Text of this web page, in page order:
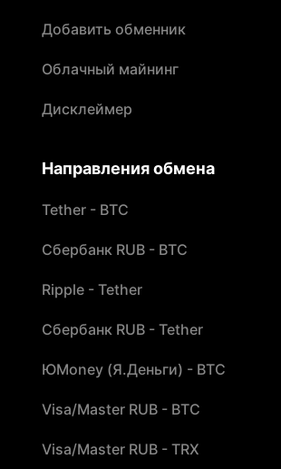
Добавить обменник
Облачный майнинг
Дисклеймер
Направления обмена
Tether - BTC
Сбербанк RUB - BTC
Ripple - Tether
Сбербанк RUB - Tether
ЮMoney (Я.Деньги) - BTC
Visa/Master RUB - BTC
Visa/Master RUB - TRX